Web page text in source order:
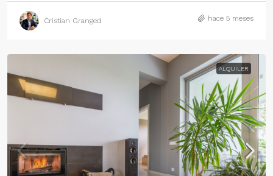
Cristian Granged hace 5 meses
ALQUILER